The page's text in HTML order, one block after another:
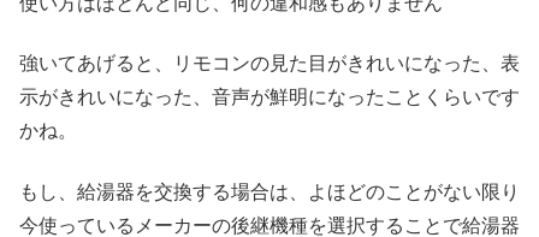
強いてあげると、リモコンの見た目がきれいになった、表
示がきれいになった、音声が鮮明になったことくらいです
かね。
もし、給湯器を交換する場合は、よほどのことがない限り
今使っているメーカーの後継機種を選択することで給湯器